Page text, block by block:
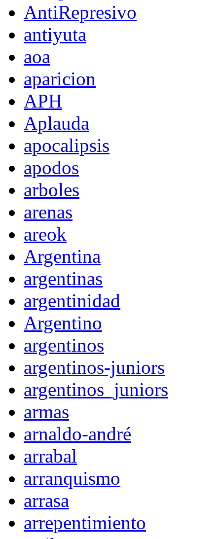
AntiRepresivo
antiyuta
aoa
aparicion
APH
Aplauda
apocalipsis
apodos
arboles
arenas
areok
Argentina
argentinas
argentinidad
Argentino
argentinos
argentinos-juniors
argentinos_juniors
armas
arnaldo-andré
arrabal
arranquismo
arrasa
arrepentimiento